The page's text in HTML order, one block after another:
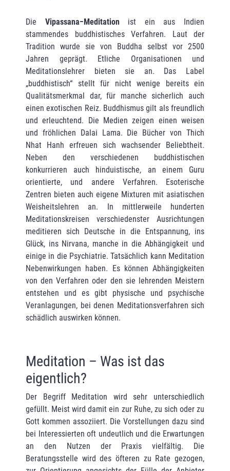
Die Vipassana−Meditation ist ein aus Indien
stammendes buddhistisches Verfahren. Laut der
Tradition wurde sie von Buddha selbst vor 2500
Jahren geprägt. Etliche Organisationen und
Meditationslehrer bieten sie an. Das Label
„buddhistisch“ stellt für nicht wenige bereits ein
Qualitätsmerkmal dar, für manche sicherlich auch
einen exotischen Reiz. Buddhismus gilt als freundlich
und erleuchtend. Die Medien zeigen einen weisen
und fröhlichen Dalai Lama. Die Bücher von Thich
Nhat Hanh erfreuen sich wachsender Beliebtheit.
Neben den verschiedenen buddhistischen
konkurrieren auch hinduistische, an einem Guru
orientierte, und andere Verfahren. Esoterische
Zentren bieten auch eigene Mixturen mit asiatischen
Weisheitslehren an. In mittlerweile hunderten
Meditationskreisen verschiedenster Ausrich­tungen
meditieren sich Deutsche in die Entspannung, ins
Glück, ins Nirvana, manche in die Abhängigkeit und
einige in die Psychiatrie. Tatsächlich kann Meditation
Nebenwir­kungen haben. Es können Abhängigkeiten
von den Verfahren oder den sie lehrenden Meis­tern
entstehen und es gibt physische und psychische
Veranlagungen, bei denen Medita­tions­verfahren sich
schädlich auswirken können.
Meditation – Was ist das
eigentlich?
Der Begriff Meditation wird sehr unterschiedlich
gefüllt. Meist wird damit ein zur Ruhe, zu sich oder zu
Gott kommen assoziiert. Die Vorstellungen dazu sind
bei Interessierten oft undeutlich und die Erwartungen
an den Nutzen der Praxis vielfältig. Die
Beratungsstelle wird des öfteren zu Rate gezogen,